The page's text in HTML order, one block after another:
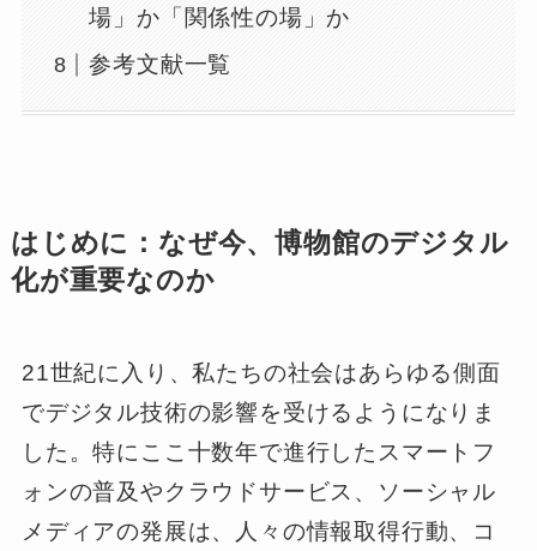
場」か「関係性の場」か
参考文献一覧
はじめに：なぜ今、博物館のデジタル
化が重要なのか
21世紀に入り、私たちの社会はあらゆる側面
でデジタル技術の影響を受けるようになりま
した。特にここ十数年で進行したスマートフ
ォンの普及やクラウドサービス、ソーシャル
メディアの発展は、人々の情報取得行動、コ